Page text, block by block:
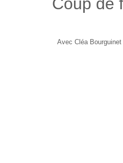
Coup de
Avec Cléa Bourguinet